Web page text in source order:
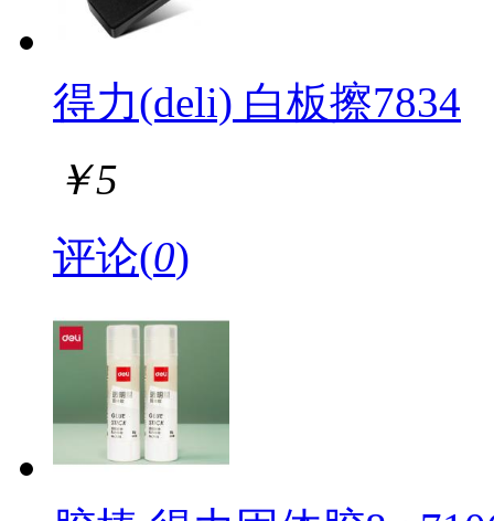
得力(deli) 白板擦7834
￥5
评论(0)